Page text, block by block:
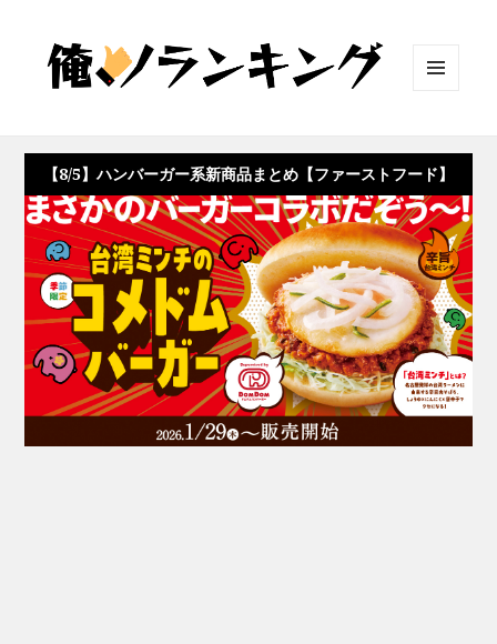
ット
【8/5】ハンバーガー系新商品まとめ【ファーストフード】